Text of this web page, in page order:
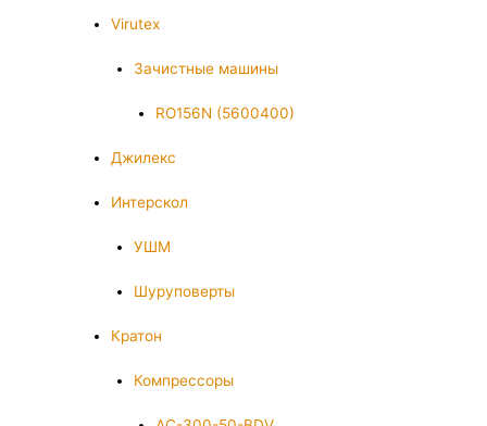
Virutex
Зачистные машины
RO156N (5600400)
Джилекс
Интерскол
УШМ
Шуруповерты
Кратон
Компрессоры